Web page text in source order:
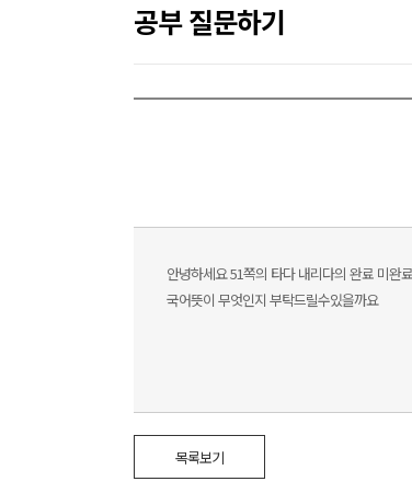
공부 질문하기
안녕하세요 51쪽의 타다 내리다의 완료 미완
국어뜻이 무엇인지 부탁드릴수있을까요
목록보기